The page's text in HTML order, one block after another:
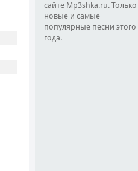
сайте Mp3shka.ru. Только
новые и самые
популярные песни этого
года.